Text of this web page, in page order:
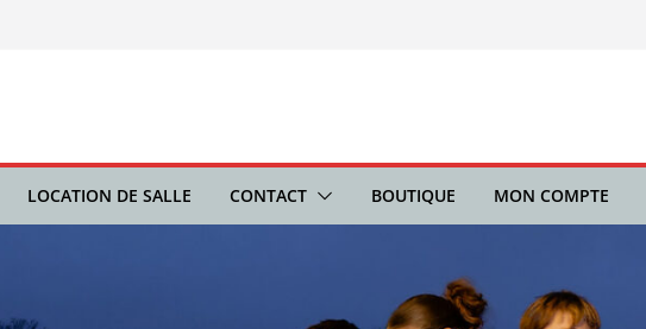
LOCATION DE SALLE CONTACT BOUTIQUE MON COMPTE